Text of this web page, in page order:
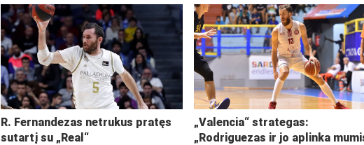
R. Fernandezas netrukus pratęs
sutartį su „Real“
„Valencia“ strategas:
„Rodriguezas ir jo aplinka